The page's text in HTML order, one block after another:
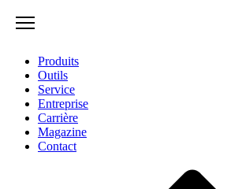
Produits
Outils
Service
Entreprise
Carrière
Magazine
Contact